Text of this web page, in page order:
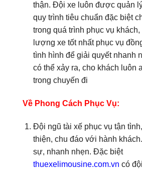
thận. Đội xe luôn được quản
quy trình tiêu chuẩn đặc biệt
trong quá trình phục vụ
lượng xe tốt nhất phục vụ
tình hình để giải quyết nhanh
có thể xảy ra, cho khách luôn
trong chuyến đi
Về Phong Cách Phục Vụ:
Đội ngũ tài xế phục vụ tận
thiện, chu đáo với hành
sự, nhanh nhẹn. Đặc biệt
thuexelimousine.com.vn có